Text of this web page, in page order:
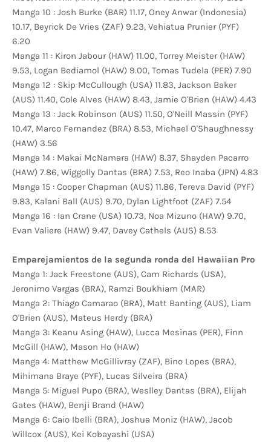
Manga 10 : Josh Burke (BAR) 11.17, Oney Anwar (Indonesia)
10.17, Beyrick De Vries (ZAF) 9.23, Vehiatua Prunier (PYF)
6.20
Manga 11 : Kiron Jabour (HAW) 11.00, Torrey Meister (HAW)
9.53, Logan Bediamol (HAW) 9.00, Tomas Tudela (PER) 7.90
Manga 12 : Skip McCullough (USA) 11.83, Jackson Baker
(AUS) 11.40, Cole Alves (HAW) 8.43, Jamie O'Brien (HAW) 4.43
Manga 13 : Jack Robinson (AUS) 11.50, O'Neill Massin (PYF)
10.47, Marco Fernandez (BRA) 8.53, Michael O'Shaughnessy
(HAW) 3.56
Manga 14 : Makai McNamara (HAW) 8.37, Shayden Pacarro
(HAW) 7.86, Wiggolly Dantas (BRA) 7.53, Reo Inaba (JPN) 4.83
Manga 15 : Cooper Chapman (AUS) 11.86, Tereva David (PYF)
9.83, Kalani Ball (AUS) 9.70, Dylan Lightfoot (ZAF) 7.54
Manga 16 : Ian Crane (USA) 10.73, Noa Mizuno (HAW) 9.70,
Evan Valiere (HAW) 9.47, Davey Cathels (AUS) 8.53
Emparejamientos de la segunda ronda del Hawaiian Pro
Manga 1: Jack Freestone (AUS), Cam Richards (USA),
Jeronimo Vargas (BRA), Ramzi Boukhiam (MAR)
Manga 2: Thiago Camarao (BRA), Matt Banting (AUS), Liam
O'Brien (AUS), Mateus Herdy (BRA)
Manga 3: Keanu Asing (HAW), Lucca Mesinas (PER), Finn
McGill (HAW), Mason Ho (HAW)
Manga 4: Matthew McGillivray (ZAF), Bino Lopes (BRA),
Mihimana Braye (PYF), Lucas Silveira (BRA)
Manga 5: Miguel Pupo (BRA), Weslley Dantas (BRA), Elijah
Gates (HAW), Benji Brand (HAW)
Manga 6: Caio Ibelli (BRA), Joshua Moniz (HAW), Jacob
Willcox (AUS), Kei Kobayashi (USA)